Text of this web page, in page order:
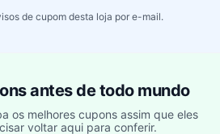
de cupom desta loja por e-mail.
antes de todo mundo
os melhores cupons assim que eles
voltar aqui para conferir.